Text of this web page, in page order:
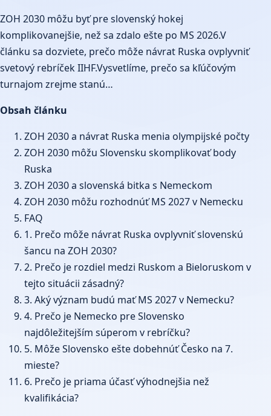
ZOH 2030 môžu byť pre slovenský hokej
komplikovanejšie, než sa zdalo ešte po MS 2026.V
článku sa dozviete, prečo môže návrat Ruska ovplyvniť
svetový rebríček IIHF.Vysvetlíme, prečo sa kľúčovým
turnajom zrejme stanú…
Obsah článku
ZOH 2030 a návrat Ruska menia olympijské počty
ZOH 2030 môžu Slovensku skomplikovať body
Ruska
ZOH 2030 a slovenská bitka s Nemeckom
ZOH 2030 môžu rozhodnúť MS 2027 v Nemecku
FAQ
1. Prečo môže návrat Ruska ovplyvniť slovenskú
šancu na ZOH 2030?
2. Prečo je rozdiel medzi Ruskom a Bieloruskom v
tejto situácii zásadný?
3. Aký význam budú mať MS 2027 v Nemecku?
4. Prečo je Nemecko pre Slovensko
najdôležitejším súperom v rebríčku?
5. Môže Slovensko ešte dobehnúť Česko na 7.
mieste?
6. Prečo je priama účasť výhodnejšia než
kvalifikácia?